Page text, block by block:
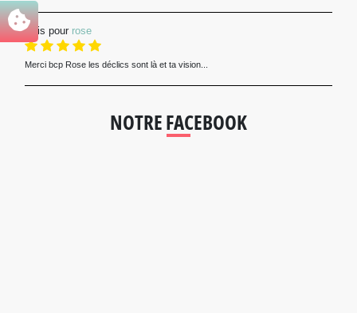
Avis pour rose
Merci bcp Rose les déclics sont là et ta vision...
NOTRE FACEBOOK